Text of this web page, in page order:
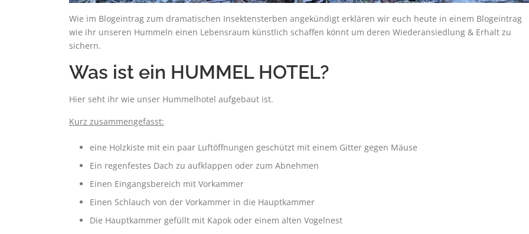
Wie im Blogeintrag zum dramatischen Insektensterben angekündigt erklären wir euch heute in einem Blogeintrag
wie ihr unseren Hummeln einen Lebensraum künstlich schaffen könnt um deren Wiederansiedlung & Erhalt zu
sichern.
Was ist ein HUMMEL HOTEL?
Hier seht ihr wie unser Hummelhotel aufgebaut ist.
Kurz zusammengefasst:
eine Holzkiste mit ein paar Luftöffnungen geschützt mit einem Gitter gegen Mäuse
Ein regenfestes Dach zu aufklappen oder zum Abnehmen
Einen Eingangsbereich mit Vorkammer
Einen Schlauch von der Vorkammer in die Hauptkammer
Die Hauptkammer gefüllt mit Kapok oder einem alten Vogelnest